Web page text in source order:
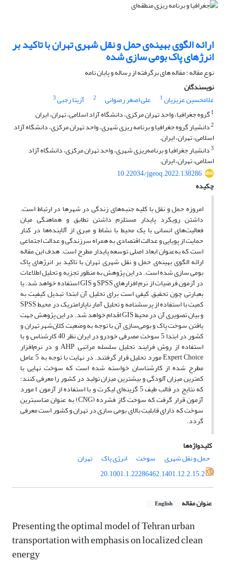
ارائه الگوی بهینه‌ی حمل و نقل شهری تهران با تاکید بر
انرژهای پاک بومی سازی شده
نوع مقاله : مقاله های برگرفته از رساله و پایان نامه
نویسندگان
غلامحسین عزیزیان1 علی اصغر رضوانی 2 آزیتا رجبی3
1گروه جغرافیا، واحد تهران مرکزی، دانشگاه آزاد اسلامی، تهران، ایران
2دانشیار گروه جغرافیا و برنامه ریزی شهری، واحد تهران مرکزی، دانشگاه آزاد
اسلامی، تهران، ایران.
3دانشیار جغرافیا و برنامه‌ریزی شهری، واحد تهران مرکزی، دانشگاه آزاد
اسلامی، تهران، ایران.
10.22034/jgeoq.2022.138286
چکیده
امروزه حمل ‌و نقل با کلیه جنبه‌های زندگی در شهرها در ارتباط است.
داشتن رویکرد پایدار مستلزم داشتن تطابق و هماهنگی میان
فعالیت‌های انسانی با یک محیط با نشاط و مبری از آلاینده‌ها در کنار
حمایت از پویایی و عدالت اقتصادی به همراه سرزندگی و عدالت اجتماعی
است که به‌عنوان ابعاد اصلی توسعه پایدار مطرح است. هدف این مقاله
ارائه الگوی بهینه‌ی حمل و نقل شهری تهران با تاکید بر انرژهای پاک
بومی سازی شده است. در این پژوهش به منظور تجزیه و تحلیل اطلاعات
در آزمون فرضیات از نرم افزارهای SPSS و GIS استفاده خواهد شد. یا
بعبارتی چون تحقیق کیفی است برای تحلیل آن ابتدا تبدیل کیفیت به
کمیت با استفاده از پرسشنامه و تحلیل آمار ناپارامتریک در محیط SPSS
و بیان تصویری آن در محیط GIS اقدام خواهد شد. در این پژوهش جهت
یافتن سوخت پاک و بومی‌سازی آن با توجه به وضعیت کلان‌شهر تهران و
کشور در ابتدا 5 سوخت مصرفی خودرو در ایران نظر 40 کارشناس و با
استفاده از روش فرایند تحلیل سلسله مراتبی AHP و در نرم‌افزار
Expert Choice مورد تحلیل قرار گرفتند. در نهایت با توجه به 5 عامل
مطرح شده از کارشناسان خواسته شده است که سوخت نهایی با
کمترین میزان آلودگی و بیشترین میزان تولید در کشور را معرفی کنند؛
که نتایج در قالب طیف 5 گزینه‌ای لیکرت و با استفاده از آزمون t مورد
آزمون قرار گرفت که سوخت گاز فشرده (CNG) به عنوان مناسبترین
سوخت که دارای قابلیت بالای بومی سازی در تهران و کشور است معرفی
گردد.
کلیدواژه‌ها
حمل و نقل شهری
سوخت انرژی پاک
تهران
20.1001.1.22286462.1401.12.2.15.2
عنوان مقاله English
Presenting the optimal model of Tehran urban
transportation with emphasis on localized clean
energy